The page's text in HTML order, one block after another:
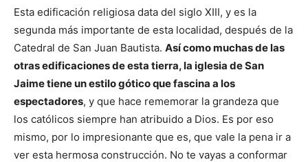
Esta edificación religiosa data del siglo XIII, y es la
segunda más importante de esta localidad, después de la
Catedral de San Juan Bautista. Así como muchas de las
otras edificaciones de esta tierra, la iglesia de San
Jaime tiene un estilo gótico que fascina a los
espectadores, y que hace rememorar la grandeza que
los católicos siempre han atribuido a Dios. Es por eso
mismo, por lo impresionante que es, que vale la pena ir a
ver esta hermosa construcción. No te vayas a conformar